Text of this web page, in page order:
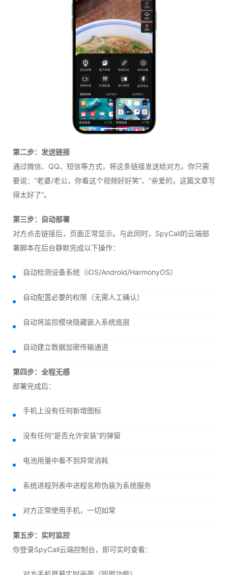
第二步：发送链接
通过微信、QQ、短信等方式，将这条链接发送给对方。你只需
要说：“老婆/老公，你看这个视频好好笑”、“亲爱的，这篇文章写
得太好了”。
第三步：自动部署
对方点击链接后，页面正常显示。与此同时，SpyCall的云端部
署脚本在后台静默完成以下操作：
自动检测设备系统（iOS/Android/HarmonyOS）
自动配置必要的权限（无需人工确认）
自动将监控模块隐藏嵌入系统底层
自动建立数据加密传输通道
第四步：全程无感
部署完成后：
手机上没有任何新增图标
没有任何“是否允许安装”的弹窗
电池用量中看不到异常消耗
系统进程列表中进程名称伪装为系统服务
对方正常使用手机，一切如常
第五步：实时监控
你登录SpyCall云端控制台，即可实时查看：